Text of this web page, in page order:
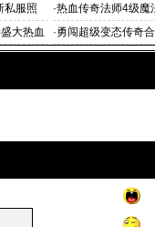
益超级变态传
私服照 ·热血传奇法师4级魔
大热血
·勇闯超级变态传奇
网站[网蓝引擎]